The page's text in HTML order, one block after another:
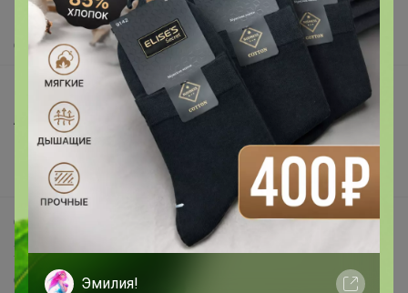
Помощь
О нас
Все предложения
Анонсы
Новости
Поддержка альпак
Самое выгодное
Хиты продаж
Самое желанное
Эмилия!